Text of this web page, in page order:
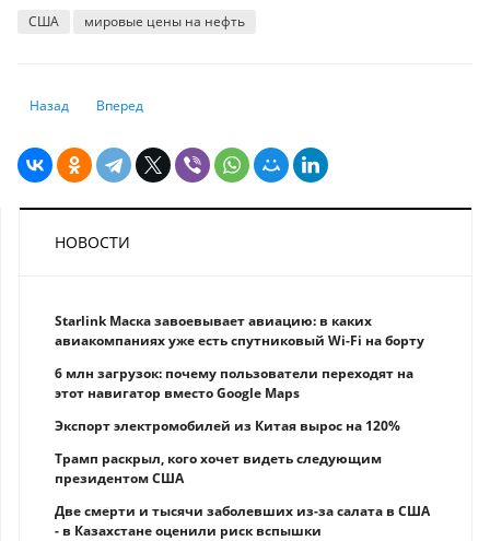
США мировые цены на нефть
Предыдущий: Выпущены коллекционные монеты BÚRKIT
Назад Следующий: Банковское кредитование компаний в
Вперед
НОВОСТИ
Starlink Маска завоевывает авиацию: в каких
авиакомпаниях уже есть спутниковый Wi-Fi на борту
6 млн загрузок: почему пользователи переходят на
этот навигатор вместо Google Maps
Экспорт электромобилей из Китая вырос на 120%
Трамп раскрыл, кого хочет видеть следующим
президентом США
Две смерти и тысячи заболевших из-за салата в США
- в Казахстане оценили риск вспышки